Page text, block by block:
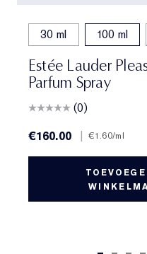
30 ml 100 ml
Estée Lauder
Parfum Spray
(0)
€160.00
| €1.60/ml